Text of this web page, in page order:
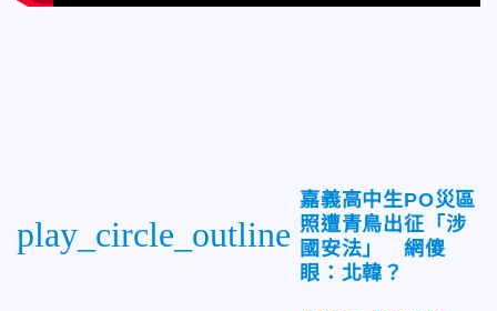
play_circle_outline
嘉義高中生PO災區
照遭青鳥出征「涉
國安法」 網傻
眼：北韓？